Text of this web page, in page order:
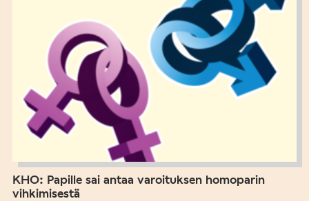
KHO: Papille sai antaa varoituksen homoparin
vihkimisestä